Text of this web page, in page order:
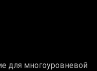
для многоуровневой